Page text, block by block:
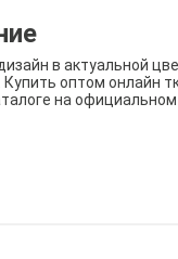
в актуальной
Купить оптом онлайн
на